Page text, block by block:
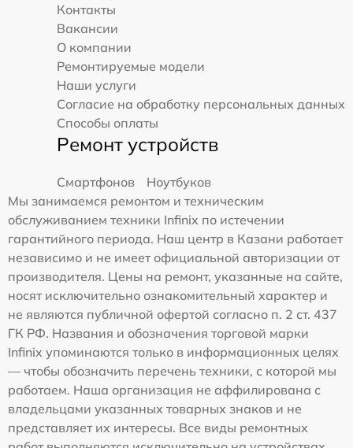
Контакты
Вакансии
О компании
Ремонтируемые модели
Наши услуги
Согласие на обработку персональных данных
Способы оплаты
Ремонт устройств
Смартфонов
Ноутбуков
Мы занимаемся ремонтом и техническим
обслуживанием техники Infinix по истечении
гарантийного периода. Наш центр в Казани работает
независимо и не имеет официальной авторизации от
производителя. Цены на ремонт, указанные на сайте,
носят исключительно ознакомительный характер и
не являются публичной офертой согласно п. 2 ст. 437
ГК РФ. Названия и обозначения торговой марки
Infinix упоминаются только в информационных целях
— чтобы обозначить перечень техники, с которой мы
работаем. Наша организация не аффилирована с
владельцами указанных товарных знаков и не
представляет их интересы. Все виды ремонтных